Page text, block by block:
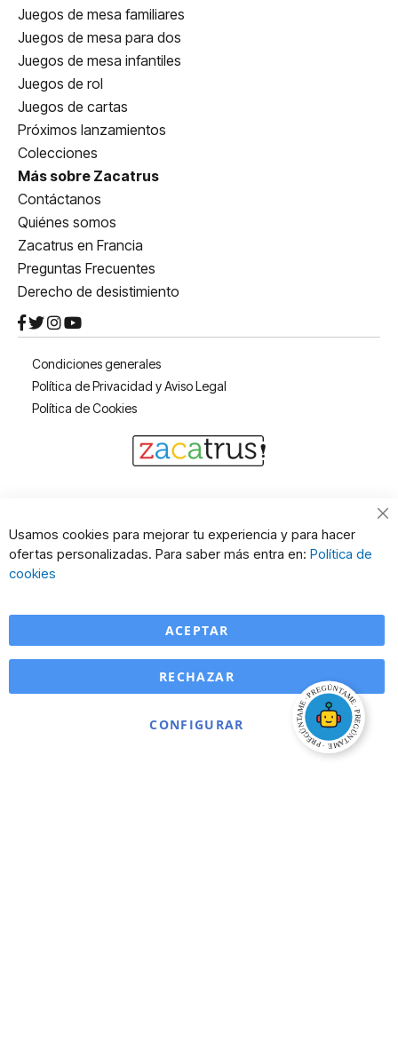
Juegos de mesa familiares
Juegos de mesa para dos
Juegos de mesa infantiles
Juegos de rol
Juegos de cartas
Próximos lanzamientos
Colecciones
Más sobre Zacatrus
Contáctanos
Quiénes somos
Zacatrus en Francia
Preguntas Frecuentes
Derecho de desistimiento
Condiciones generales
Política de Privacidad y Aviso Legal
Política de Cookies
Usamos cookies para mejorar tu experiencia y para hacer
ofertas personalizadas. Para saber más entra en: Política de
cookies
ACEPTAR
CONFIGURAR
RECHAZAR